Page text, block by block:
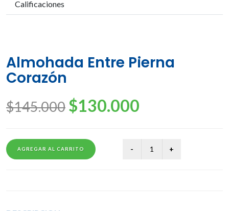
Calificaciones
Almohada Entre Pierna
Corazón
$145.000 $130.000
AGREGAR AL CARRITO